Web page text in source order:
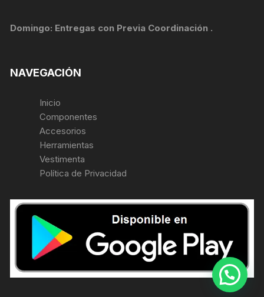
Domingo: Entregas con Previa Coordinación .
NAVEGACIÓN
Inicio
Componentes
Accesorios
Herramientas
Vestimenta
Política de Privacidad